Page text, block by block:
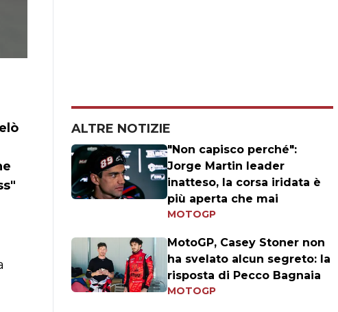
ALTRE NOTIZIE
"Non capisco perché":
Jorge Martin leader
inatteso, la corsa iridata è
più aperta che mai
MOTOGP
MotoGP, Casey Stoner non
ha svelato alcun segreto: la
risposta di Pecco Bagnaia
MOTOGP